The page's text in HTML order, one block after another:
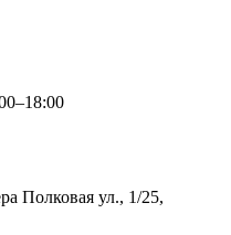
Полковая ул., 1/25,